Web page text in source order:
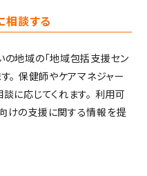
相談する
の地域の「地域包括支援セン
。 保健師やケアマネジャー
に応じてくれます。 利用可
けの支援に関する情報を提